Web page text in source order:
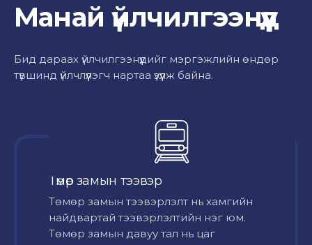
Манай үйлчилгээнүүд
Бид дараах үйлчилгээнүүдийг мэргэжлийн өндөр
түвшинд үйлчлүүлэгч нартаа үзүүлж байна.
Төмөр замын тээвэр
Төмөр замын тээвэрлэлт нь хамгийн
найдвартай тээвэрлэлтийн нэг юм.
Төмөр замын давуу тал нь цаг